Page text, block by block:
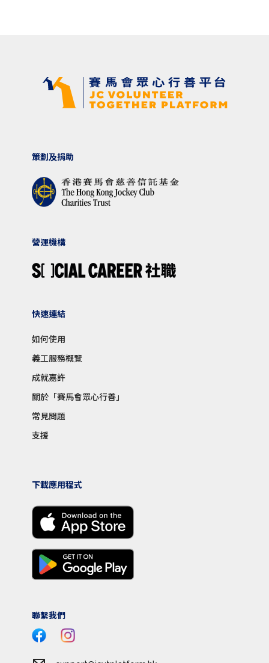
策劃及捐助
營運機構
快速連結
如何使用
義工服務概覽
成就嘉許
關於「賽馬會眾心行善」
常見問題
支援
下載應用程式
聯繫我們